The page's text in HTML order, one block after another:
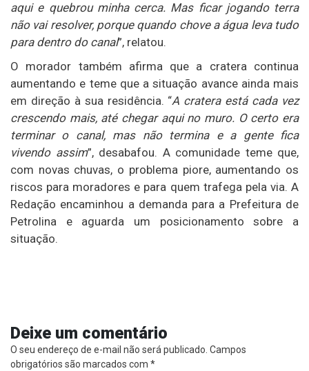
aqui e quebrou minha cerca. Mas ficar jogando terra
não vai resolver, porque quando chove a água leva tudo
para dentro do canal”, relatou.
O morador também afirma que a cratera continua
aumentando e teme que a situação avance ainda mais
em direção à sua residência. “A cratera está cada vez
crescendo mais, até chegar aqui no muro. O certo era
terminar o canal, mas não termina e a gente fica
vivendo assim”, desabafou. A comunidade teme que,
com novas chuvas, o problema piore, aumentando os
riscos para moradores e para quem trafega pela via. A
Redação encaminhou a demanda para a Prefeitura de
Petrolina e aguarda um posicionamento sobre a
situação.
Deixe um comentário
O seu endereço de e-mail não será publicado. Campos
obrigatórios são marcados com *